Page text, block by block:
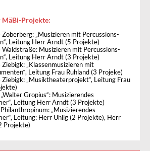
MäBi-Projekte:
Zoberberg: „Musizieren mit Percussions-
Leitung Herr Arndt (5 Projekte)
Waldstraße: Musizieren mit Percussions-
Leitung Herr Arndt (3 Projekte)
Ziebigk: „Klassenmusizieren mit
Leitung Frau Ruhland (3 Projeke)
Ziebigk: „Musiktheaterprojekt“, Leitung Frau
Gropius“: Musizierendes
Leitung Herr Arndt (3 Projekte)
„Musizierendes
Leitung: Herr Uhlig (2 Projekte), Herr
Projekte)